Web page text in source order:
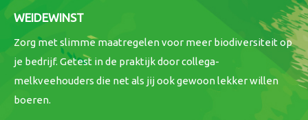
WEIDEWINST
Zorg met slimme maatregelen voor meer biodiversiteit op
je bedrijf. Getest in de praktijk door collega-
melkveehouders die net als jij ook gewoon lekker willen
boeren.